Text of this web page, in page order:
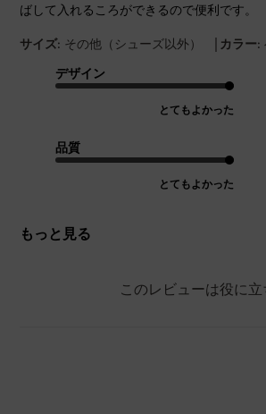
ばして入れるころができるので便利です。
サイズ: その他（シューズ以外） | カラー:
デザイン
とてもよかった
品質
とてもよかった
もっと見る
このレビューは役に立